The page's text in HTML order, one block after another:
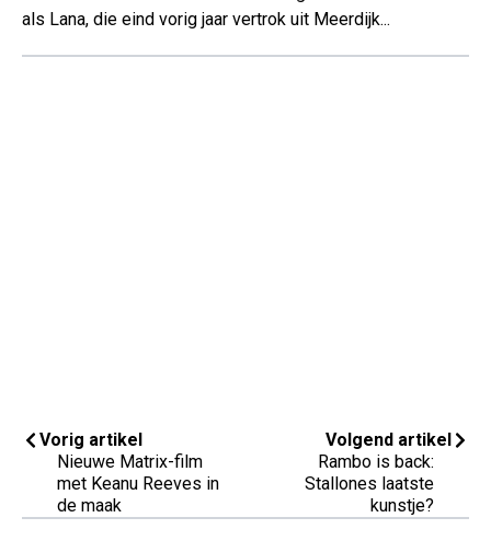
als Lana, die eind vorig jaar vertrok uit Meerdijk...
Vorig artikel
Nieuwe Matrix-film
met Keanu Reeves in
de maak
Volgend artikel
Rambo is back:
Stallones laatste
kunstje?